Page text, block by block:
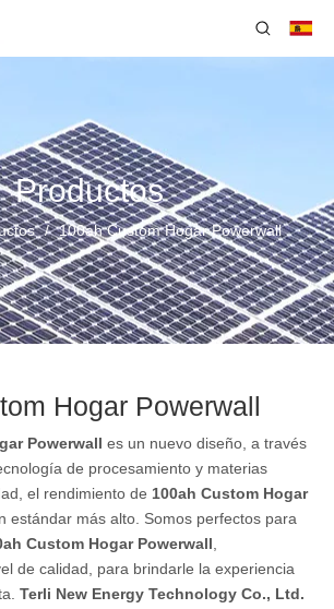
Productos
/ 100ah Custom Hogar Powerwall
Hogar Powerwall
Powerwall es un nuevo diseño, a través
de procesamiento y materias
el rendimiento de 100ah Custom Hogar
estándar más alto. Somos perfectos para
Custom Hogar Powerwall
de calidad, para brindarle la experiencia
Terli New Energy Technology Co., Ltd.